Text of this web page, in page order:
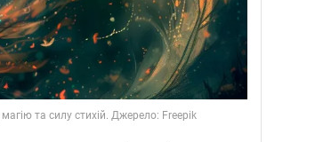
та силу стихій. Джерело: Freepik